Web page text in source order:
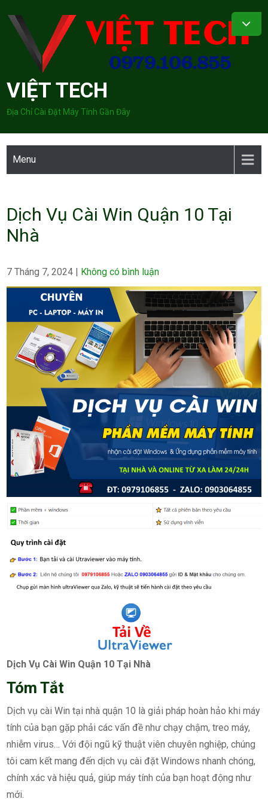
content
VIỆT TECH
Địa Chỉ Cài Đặt Máy Tính Gần Đây
Menu
Dịch Vụ Cài Win Quận 10 Tại
Nhà
7 Tháng 7, 2024 | Không có bình luận
Dịch Vụ Cài Win Quận 10 Tại Nhà
Tóm Tắt
Dịch vụ cài Win tại nhà quận 10 là giải pháp hoàn hảo khi máy
tính của bạn gặp phải các vấn đề như chạy chậm, treo máy,
nhiễm virus… Với đội ngũ kỹ thuật viên chuyên nghiệp, chúng
tôi cam kết mang đến dịch vụ cài đặt Windows nhanh chóng,
chính xác và hiệu quả, giúp máy tính của bạn hoạt động như
mới.